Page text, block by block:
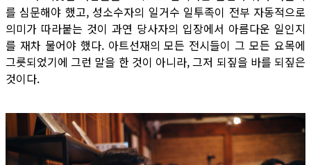
를 심문해야 했고, 성소수자의 일거수 일투족이 전부 자동적으로
의미가 따라붙는 것이 과연 당사자의 입장에서 아름다운 일인지
를 재차 물어야 했다. 아트선재의 모든 전시들이 그 모든 요목에
그릇되었기에 그런 말을 한 것이 아니라, 그저 되짚을 바를 되짚은
것이다.